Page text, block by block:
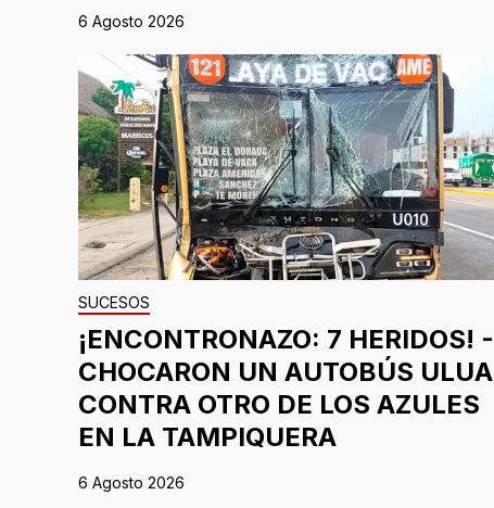
6 Agosto 2026
SUCESOS
¡ENCONTRONAZO: 7 HERIDOS! -
CHOCARON UN AUTOBÚS ULUA
CONTRA OTRO DE LOS AZULES
EN LA TAMPIQUERA
6 Agosto 2026